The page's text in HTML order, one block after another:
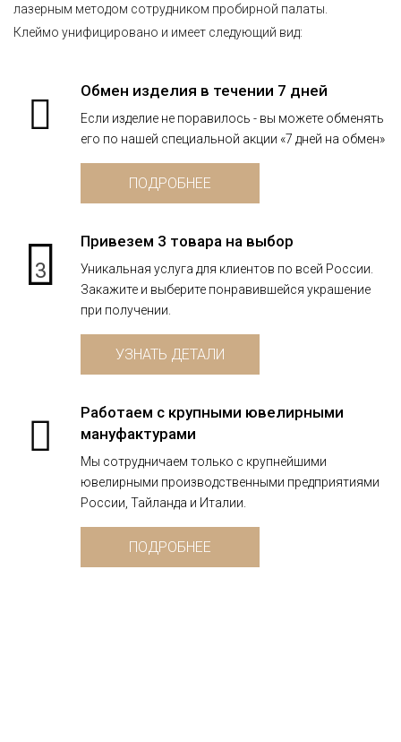
лазерным методом сотрудником пробирной палаты.
Клеймо унифицировано и имеет следующий вид:
Обмен изделия в течении 7 дней
Если изделие не поравилось - вы можете обменять
его по нашей специальной акции «7 дней на обмен»
ПОДРОБНЕЕ
3
Привезем 3 товара на выбор
Уникальная услуга для клиентов по всей России.
Закажите и выберите понравившейся украшение
при получении.
УЗНАТЬ ДЕТАЛИ
Работаем с крупными ювелирными
мануфактурами
Мы сотрудничаем только с крупнейшими
ювелирными производственными предприятиями
России, Тайланда и Италии.
ПОДРОБНЕЕ